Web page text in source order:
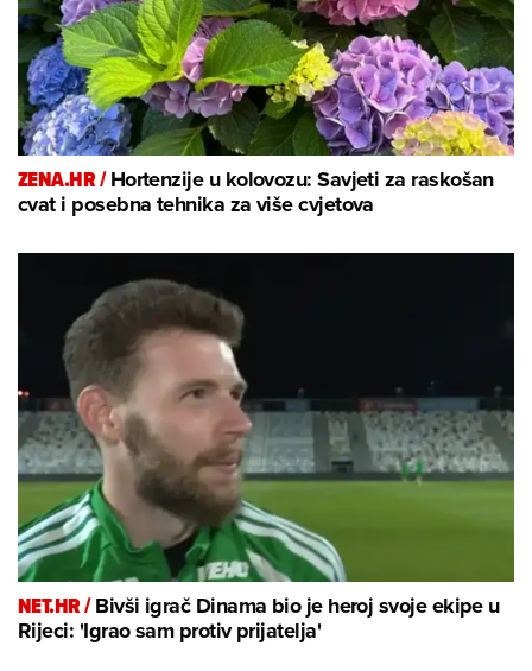
ZENA.HR /Hortenzije u kolovozu: Savjeti za raskošan
cvat i posebna tehnika za više cvjetova
NET.HR /Bivši igrač Dinama bio je heroj svoje ekipe u
Rijeci: 'Igrao sam protiv prijatelja'